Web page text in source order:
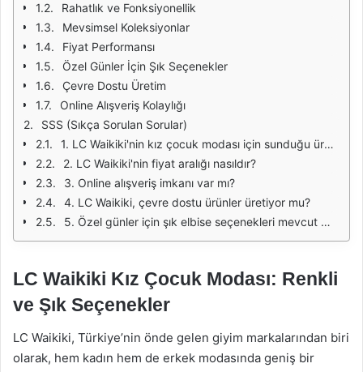
Rahatlık ve Fonksiyonellik
Mevsimsel Koleksiyonlar
Fiyat Performansı
Özel Günler İçin Şık Seçenekler
Çevre Dostu Üretim
Online Alışveriş Kolaylığı
SSS (Sıkça Sorulan Sorular)
1. LC Waikiki'nin kız çocuk modası için sunduğu ürün çeşitleri nelerdir?
2. LC Waikiki'nin fiyat aralığı nasıldır?
3. Online alışveriş imkanı var mı?
4. LC Waikiki, çevre dostu ürünler üretiyor mu?
5. Özel günler için şık elbise seçenekleri mevcut mu?
LC Waikiki Kız Çocuk Modası: Renkli
ve Şık Seçenekler
LC Waikiki, Türkiye’nin önde gelen giyim markalarından biri
olarak, hem kadın hem de erkek modasında geniş bir